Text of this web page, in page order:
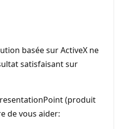
basée sur ActiveX ne
satisfaisant sur
(produit
de vous aider: